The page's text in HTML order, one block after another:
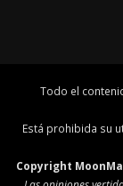
Todo el
Está prohibida su
Copyright